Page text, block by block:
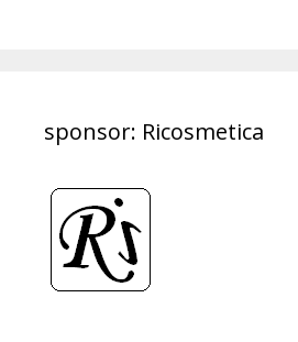
sponsor: Ricosmetica